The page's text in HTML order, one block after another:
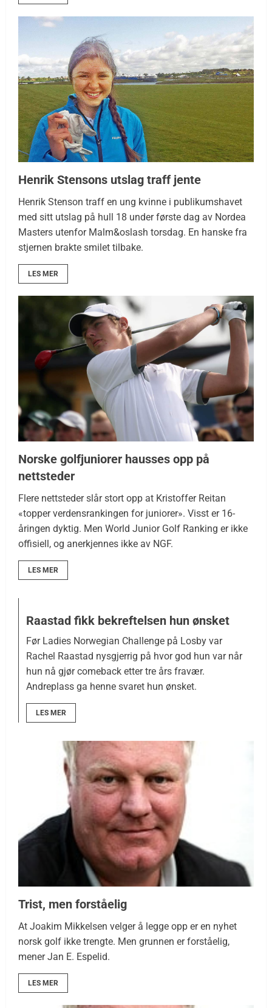
Henrik Stensons utslag traff jente
Henrik Stenson traff en ung kvinne i publikumshavet
med sitt utslag på hull 18 under første dag av Nordea
Masters utenfor Malm&oslash torsdag. En hanske fra
stjernen brakte smilet tilbake.
LES MER
Norske golfjuniorer hausses opp på
nettsteder
Flere nettsteder slår stort opp at Kristoffer Reitan
«topper verdensrankingen for juniorer». Visst er 16-
åringen dyktig. Men World Junior Golf Ranking er ikke
offisiell, og anerkjennes ikke av NGF.
LES MER
Raastad fikk bekreftelsen hun ønsket
Før Ladies Norwegian Challenge på Losby var
Rachel Raastad nysgjerrig på hvor god hun var når
hun nå gjør comeback etter tre års fravær.
Andreplass ga henne svaret hun ønsket.
LES MER
Trist, men forståelig
At Joakim Mikkelsen velger å legge opp er en nyhet
norsk golf ikke trengte. Men grunnen er forståelig,
mener Jan E. Espelid.
LES MER